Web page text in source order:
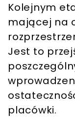
Kolejnym
mającej na
Jest to
placówki.